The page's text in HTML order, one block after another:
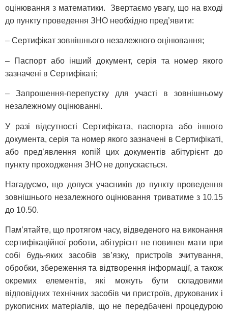
оцінювання з математики. Звертаємо увагу, що на вході
до пункту проведення ЗНО необхідно пред’явити:
– Сертифікат зовнішнього незалежного оцінювання;
– Паспорт або інший документ, серія та номер якого
зазначені в Сертифікаті;
– Запрошення-перепустку для участі в зовнішньому
незалежному оцінюванні.
У разі відсутності Сертифіката, паспорта або іншого
документа, серія та номер якого зазначені в Сертифікаті,
або пред’явлення копій цих документів абітурієнт до
пункту проходження ЗНО не допускається.
Нагадуємо, що допуск учасників до пункту проведення
зовнішнього незалежного оцінювання триватиме з 10.15
до 10.50.
Пам’ятайте, що протягом часу, відведеного на виконання
сертифікаційної роботи, абітурієнт не повинен мати при
собі будь-яких засобів зв’язку, пристроїв зчитування,
обробки, збереження та відтворення інформації, а також
окремих елементів, які можуть бути складовими
відповідних технічних засобів чи пристроїв, друкованих і
рукописних матеріалів, що не передбачені процедурою